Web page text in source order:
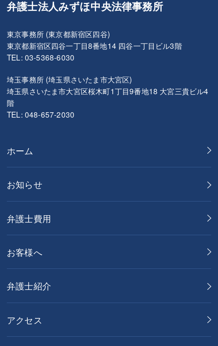
弁護士法人みずほ中央法律事務所
東京事務所 (東京都新宿区四谷)
東京都新宿区四谷一丁目8番地14 四谷一丁目ビル3階
TEL: 03-5368-6030
埼玉事務所 (埼玉県さいたま市大宮区)
埼玉県さいたま市大宮区桜木町1丁目9番地18 大宮三貴ビル4
階
TEL: 048-657-2030
ホーム
お知らせ
弁護士費用
お客様へ
弁護士紹介
アクセス